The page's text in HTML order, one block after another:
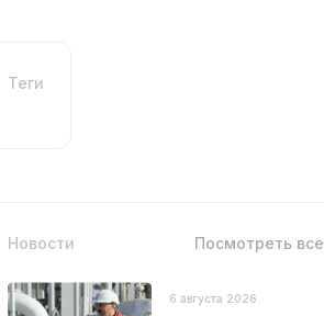
Теги
Новости Посмотреть все
6 августа 2026